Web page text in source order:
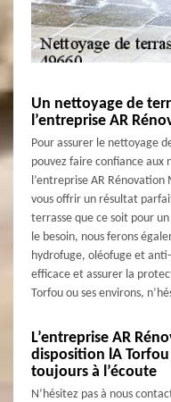
Un nettoyage de
l’entreprise AR
Pour assurer le nettoyage
pouvez faire confiance aux
l’entreprise AR
vous offrir un résultat
terrasse que ce soit pour
le besoin, nous ferons
hydrofuge, oléofuge et
efficace et assurer la
Torfou ou ses environs,
L’entreprise AR
disposition lA
toujours à l’écoute
N’hésitez pas à nous